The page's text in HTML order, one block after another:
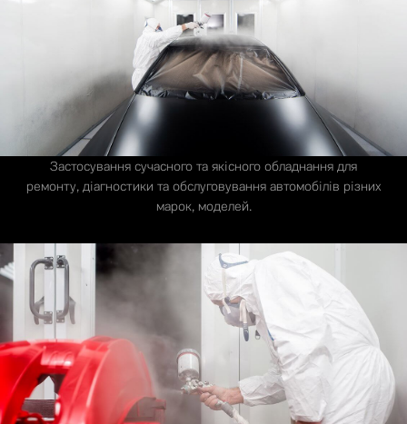
Застосування сучасного та якісного обладнання для
ремонту, діагностики та обслуговування автомобілів різних
марок, моделей.